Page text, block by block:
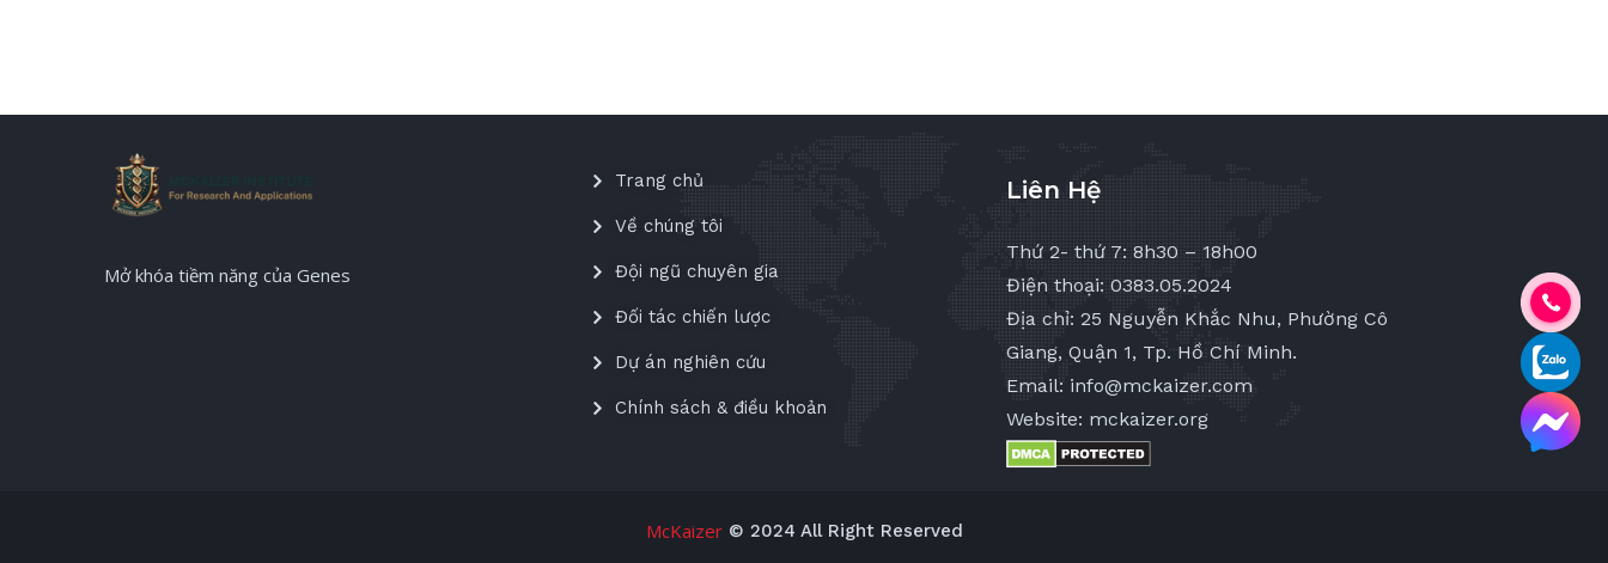
Mở khóa tiềm năng của Genes
Trang chủ
Về chúng tôi
Đội ngũ chuyên gia
Đối tác chiến lược
Dự án nghiên cứu
Chính sách & điều khoản
Liên Hệ
Thứ 2- thứ 7: 8h30 – 18h00
Điện thoại: 0383.05.2024
Địa chỉ: 25 Nguyễn Khắc Nhu, Phường Cô
Giang, Quận 1, Tp. Hồ Chí Minh.
Email: info@mckaizer.com
Website: mckaizer.org
McKaizer © 2024 All Right Reserved